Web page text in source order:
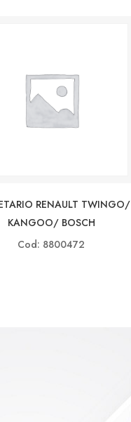
RENAULT TWINGO/
KANGOO/ BOSCH
Cod: 8800472